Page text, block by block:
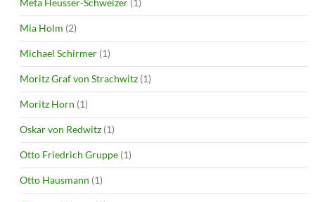
Meta Heusser-Schweizer (1)
Mia Holm (2)
Michael Schirmer (1)
Moritz Graf von Strachwitz (1)
Moritz Horn (1)
Oskar von Redwitz (1)
Otto Friedrich Gruppe (1)
Otto Hausmann (1)